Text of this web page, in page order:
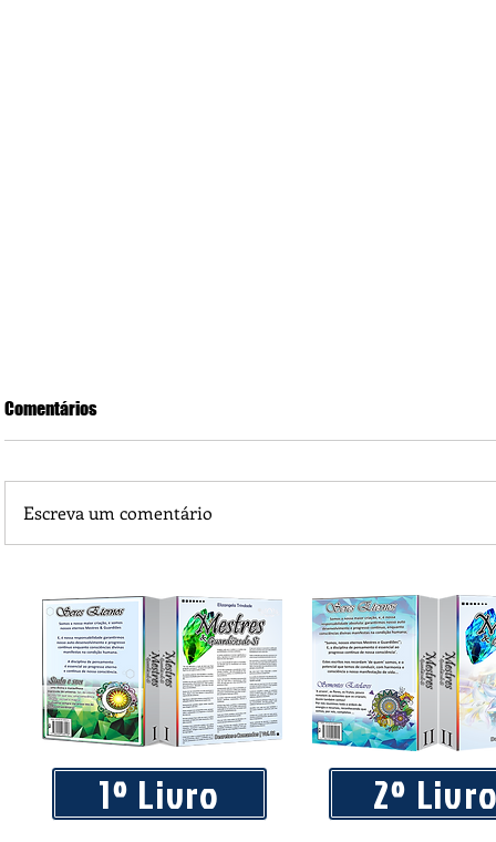
Praça 04 de Julho recebe novos equipamentos de
livre
Comentários
Escreva um comentário
1º Livro 2º